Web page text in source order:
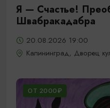
Я — Счастье!
Швабракадабра
20.08.2026 19:00
Калининград, Дворец
ОТ 2000₽